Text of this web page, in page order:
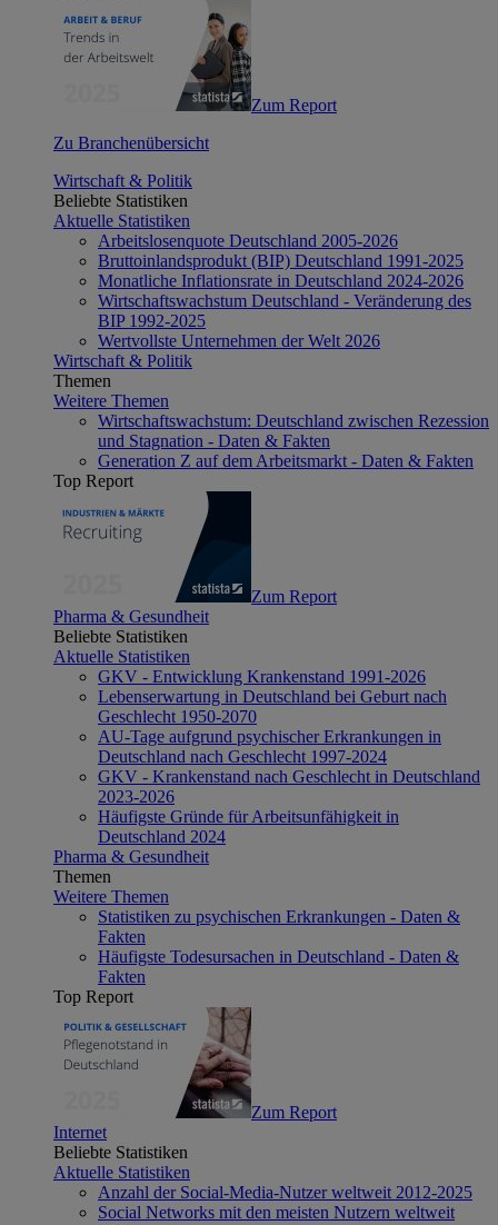
Zum Report
Zu Branchenübersicht
Wirtschaft & Politik
Beliebte Statistiken
Aktuelle Statistiken
Arbeitslosenquote Deutschland 2005-2026
Bruttoinlandsprodukt (BIP) Deutschland 1991-2025
Monatliche Inflationsrate in Deutschland 2024-2026
Wirtschaftswachstum Deutschland - Veränderung des
BIP 1992-2025
Wertvollste Unternehmen der Welt 2026
Wirtschaft & Politik
Themen
Weitere Themen
Wirtschaftswachstum: Deutschland zwischen Rezession
und Stagnation - Daten & Fakten
Generation Z auf dem Arbeitsmarkt - Daten & Fakten
Top Report
Zum Report
Pharma & Gesundheit
Beliebte Statistiken
Aktuelle Statistiken
GKV - Entwicklung Krankenstand 1991-2026
Lebenserwartung in Deutschland bei Geburt nach
Geschlecht 1950-2070
AU-Tage aufgrund psychischer Erkrankungen in
Deutschland nach Geschlecht 1997-2024
GKV - Krankenstand nach Geschlecht in Deutschland
2023-2026
Häufigste Gründe für Arbeitsunfähigkeit in
Deutschland 2024
Pharma & Gesundheit
Themen
Weitere Themen
Statistiken zu psychischen Erkrankungen - Daten &
Fakten
Häufigste Todesursachen in Deutschland - Daten &
Fakten
Top Report
Zum Report
Internet
Beliebte Statistiken
Aktuelle Statistiken
Anzahl der Social-Media-Nutzer weltweit 2012-2025
Social Networks mit den meisten Nutzern weltweit